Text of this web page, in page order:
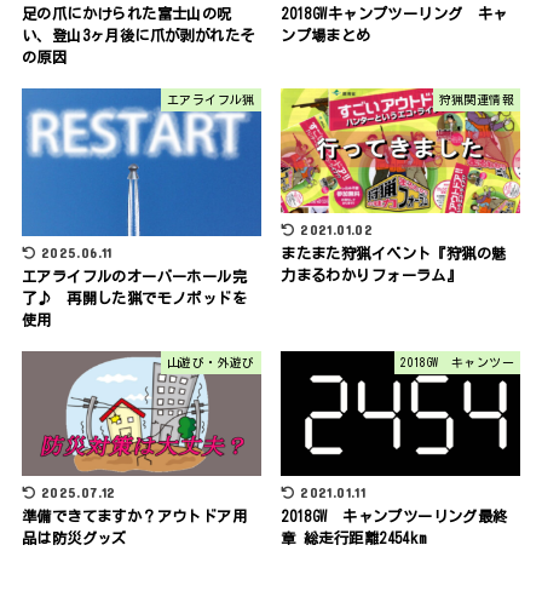
足の爪にかけられた富士山の呪
い、登山3ヶ月後に爪が剥がれたそ
の原因
2018GWキャンプツーリング キャ
ンプ場まとめ
エアライフル猟
2025.06.11
エアライフルのオーバーホール完
了♪ 再開した猟でモノポッドを
使用
狩猟関連情報
2021.01.02
またまた狩猟イベント『狩猟の魅
力まるわかりフォーラム』
山遊び・外遊び
2025.07.12
準備できてますか？アウトドア用
品は防災グッズ
2018GW キャンツー
2021.01.11
2018GW キャンプツーリング最終
章 総走行距離2454km